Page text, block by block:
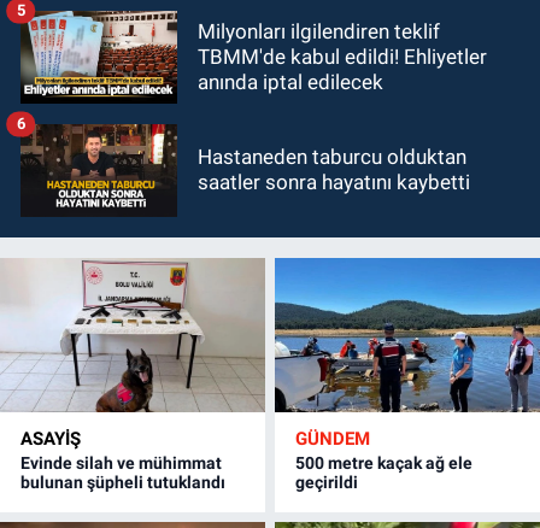
Milyonları ilgilendiren teklif
TBMM'de kabul edildi! Ehliyetler
anında iptal edilecek
5
Hastaneden taburcu olduktan
saatler sonra hayatını kaybetti
6
ASAYİŞ
Evinde silah ve mühimmat
bulunan şüpheli tutuklandı
GÜNDEM
500 metre kaçak ağ ele
geçirildi